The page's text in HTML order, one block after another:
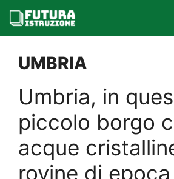
contenuto
UMBRIA
Umbria, in
piccolo borgo
acque
rovine di epoca